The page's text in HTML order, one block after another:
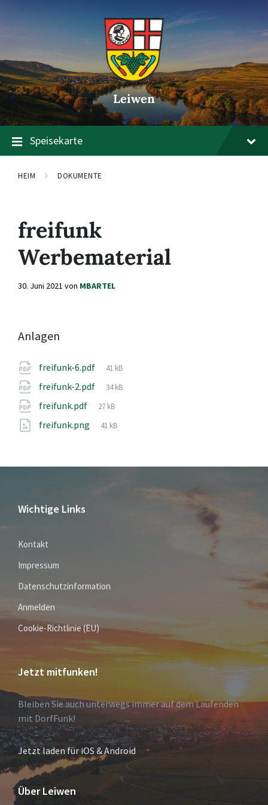
springen
springen
springen
Leiwen
Speisekarte
HEIM DOKUMENTE
freifunk
Werbematerial
30. Juni 2021 von MBARTEL
Anlagen
freifunk-6.pdf Dateigröße:
41 kB
freifunk-2.pdf Dateigröße:
34 kB
freifunk.pdf Dateigröße:
27 kB
freifunk.png Dateigröße:
41 kB
Wichtige Links
Kontakt
Impressum
Datenschutzinformation
Anmelden
Cookie-Richtlinie (EU)
Jetzt mitfunken!
Bleiben Sie auch unterwegs immer auf dem Laufenden
mit DorfFunk!
Jetzt laden für iOS & Android
Über Leiwen